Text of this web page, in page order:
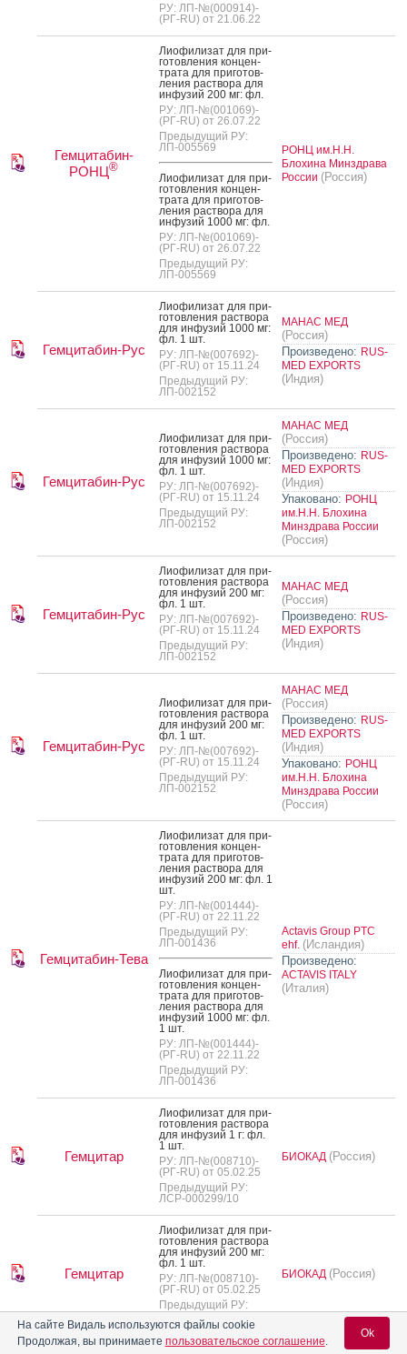
РУ: ЛП-№(000914)-
(РГ-RU) от 21.06.22
Гемцитабин-
РОНЦ®
Ли­офи­лизат для при­
готов­ле­ния кон­цен­
тра­та для при­готов­
ле­ния рас­тво­ра для
ин­фу­зий 200 мг: фл.
РУ: ЛП-№(001069)-
(РГ-RU) от 26.07.22
Предыдущий РУ:
ЛП-005569
Ли­офи­лизат для при­
готов­ле­ния кон­цен­
тра­та для при­готов­
ле­ния рас­тво­ра для
ин­фу­зий 1000 мг: фл.
РУ: ЛП-№(001069)-
(РГ-RU) от 26.07.22
Предыдущий РУ:
ЛП-005569
РОНЦ им.Н.Н.
Блохина Минздрава
России (Россия)
Гемцитабин-Рус
Ли­офи­лизат для при­
готов­ле­ния рас­тво­ра
для ин­фу­зий 1000 мг:
фл. 1 шт.
РУ: ЛП-№(007692)-
(РГ-RU) от 15.11.24
Предыдущий РУ:
ЛП-002152
МАНАС МЕД
(Россия)
Произведено: RUS-
MED EXPORTS
(Индия)
Гемцитабин-Рус
Ли­офи­лизат для при­
готов­ле­ния рас­тво­ра
для ин­фу­зий 1000 мг:
фл. 1 шт.
РУ: ЛП-№(007692)-
(РГ-RU) от 15.11.24
Предыдущий РУ:
ЛП-002152
МАНАС МЕД
(Россия)
Произведено: RUS-
MED EXPORTS
(Индия)
Упаковано: РОНЦ
им.Н.Н. Блохина
Минздрава России
(Россия)
Гемцитабин-Рус
Ли­офи­лизат для при­
готов­ле­ния рас­тво­ра
для ин­фу­зий 200 мг:
фл. 1 шт.
РУ: ЛП-№(007692)-
(РГ-RU) от 15.11.24
Предыдущий РУ:
ЛП-002152
МАНАС МЕД
(Россия)
Произведено: RUS-
MED EXPORTS
(Индия)
Гемцитабин-Рус
Ли­офи­лизат для при­
готов­ле­ния рас­тво­ра
для ин­фу­зий 200 мг:
фл. 1 шт.
РУ: ЛП-№(007692)-
(РГ-RU) от 15.11.24
Предыдущий РУ:
ЛП-002152
МАНАС МЕД
(Россия)
Произведено: RUS-
MED EXPORTS
(Индия)
Упаковано: РОНЦ
им.Н.Н. Блохина
Минздрава России
(Россия)
Гемцитабин-Тева
Ли­офи­лизат для при­
готов­ле­ния кон­цен­
тра­та для при­готов­
ле­ния рас­тво­ра для
ин­фу­зий 200 мг: фл. 1
шт.
РУ: ЛП-№(001444)-
(РГ-RU) от 22.11.22
Предыдущий РУ:
ЛП-001436
Ли­офи­лизат для при­
готов­ле­ния кон­цен­
тра­та для при­готов­
ле­ния рас­тво­ра для
ин­фу­зий 1000 мг: фл.
1 шт.
РУ: ЛП-№(001444)-
(РГ-RU) от 22.11.22
Предыдущий РУ:
ЛП-001436
Actavis Group PTC
ehf. (Исландия)
Произведено:
ACTAVIS ITALY
(Италия)
Гемцитар
Ли­офи­лизат для при­
готов­ле­ния рас­тво­ра
для ин­фу­зий 1 г: фл.
1 шт.
РУ: ЛП-№(008710)-
(РГ-RU) от 05.02.25
Предыдущий РУ:
ЛСР-000299/10
БИОКАД (Россия)
Гемцитар
Ли­офи­лизат для при­
готов­ле­ния рас­тво­ра
для ин­фу­зий 200 мг:
фл. 1 шт.
РУ: ЛП-№(008710)-
(РГ-RU) от 05.02.25
Предыдущий РУ:
ЛСР-000299/10
БИОКАД (Россия)
Ли­офи­лизат для при­
На сайте Видаль используются файлы cookie
Продолжая, вы принимаете пользовательское соглашение.
Ok